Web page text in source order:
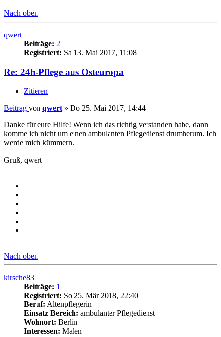
Nach oben
qwert
Beiträge: 2
Registriert: Sa 13. Mai 2017, 11:08
Re: 24h-Pflege aus Osteuropa
Zitieren
Beitrag von qwert » Do 25. Mai 2017, 14:44
Danke für eure Hilfe! Wenn ich das richtig verstanden habe, dann
komme ich nicht um einen ambulanten Pflegedienst drumherum. Ich
werde mich kümmern.
Gruß, qwert
Nach oben
kirsche83
Beiträge: 1
Registriert: So 25. Mär 2018, 22:40
Beruf: Altenpflegerin
Einsatz Bereich: ambulanter Pflegedienst
Wohnort: Berlin
Interessen: Malen